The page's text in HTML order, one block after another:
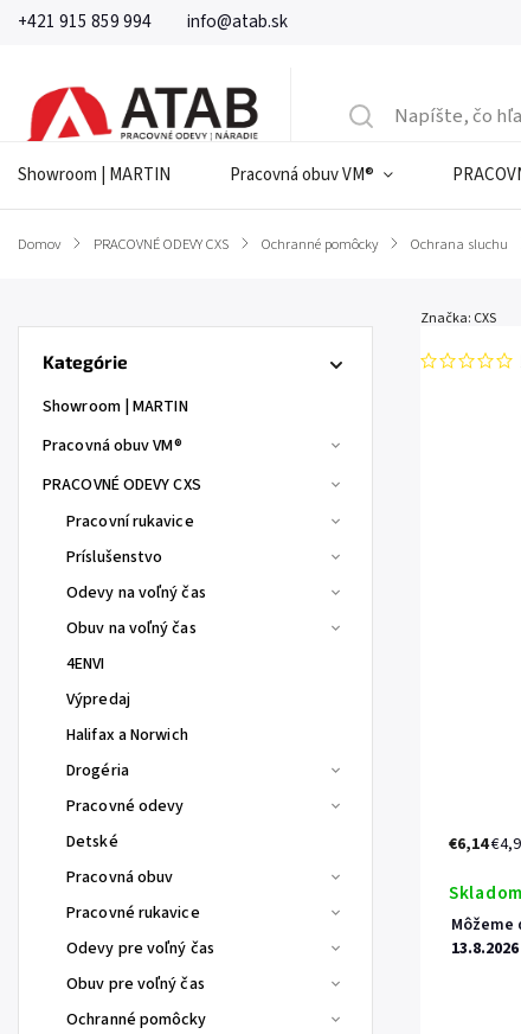
+421 915 859 994 info@atab.sk
Showroom | MARTIN Pracovná obuv VM®
Domov / PRACOVNÉ ODEVY CXS / Ochranné pomôcky / Ochrana sluchu
Kategórie
Showroom | MARTIN
Pracovná obuv VM®
PRACOVNÉ ODEVY CXS
Pracovní rukavice
Príslušenstvo
Odevy na voľný čas
Obuv na voľný čas
4ENVI
Výpredaj
Halifax a Norwich
Drogéria
Pracovné odevy
Detské
Pracovná obuv
Pracovné rukavice
Odevy pre voľný čas
Obuv pre voľný čas
Ochranné pomôcky
Značka: CXS
€6,14
Skladom
Môžeme
13.8.2026